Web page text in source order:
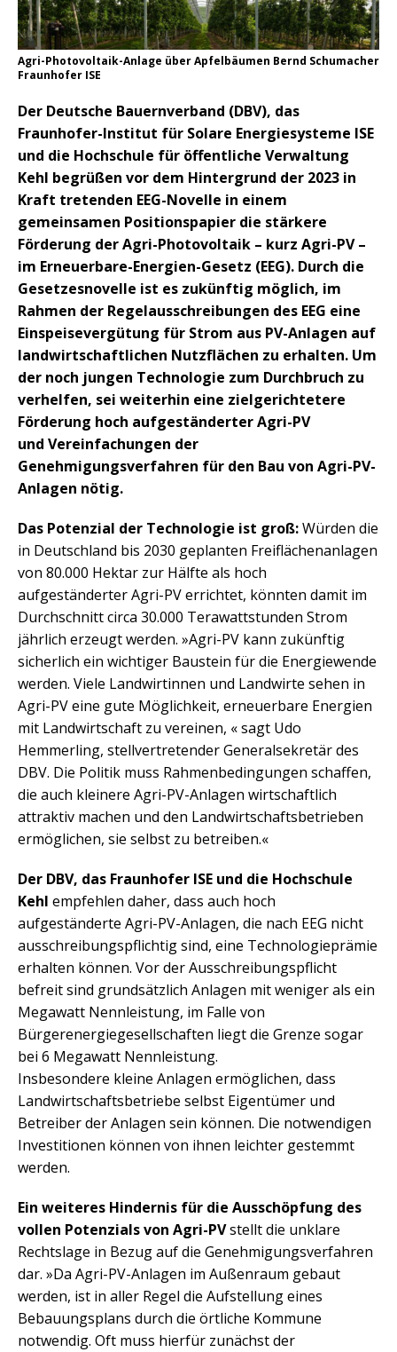
Agri-Photovoltaik-Anlage über Apfelbäumen Bernd Schumacher
Fraunhofer ISE
Der Deutsche Bauernverband (DBV), das
Fraunhofer-Institut für Solare Energiesysteme ISE
und die Hochschule für öffentliche Verwaltung
Kehl begrüßen vor dem Hintergrund der 2023 in
Kraft tretenden EEG-Novelle in einem
gemeinsamen Positionspapier die stärkere
Förderung der Agri-Photovoltaik – kurz Agri-PV –
im Erneuerbare-Energien-Gesetz (EEG). Durch die
Gesetzesnovelle ist es zukünftig möglich, im
Rahmen der Regelausschreibungen des EEG eine
Einspeisevergütung für Strom aus PV-Anlagen auf
landwirtschaftlichen Nutzflächen zu erhalten. Um
der noch jungen Technologie zum Durchbruch zu
verhelfen, sei weiterhin eine zielgerichtetere
Förderung hoch aufgeständerter Agri-PV
und Vereinfachungen der
Genehmigungsverfahren für den Bau von Agri-PV-
Anlagen nötig.
Das Potenzial der Technologie ist groß:Würden die
in Deutschland bis 2030 geplanten Freiflächenanlagen
von 80.000 Hektar zur Hälfte als hoch
aufgeständerter Agri-PV errichtet, könnten damit im
Durchschnitt circa 30.000 Terawattstunden Strom
jährlich erzeugt werden. »Agri-PV kann zukünftig
sicherlich ein wichtiger Baustein für die Energiewende
werden. Viele Landwirtinnen und Landwirte sehen in
Agri-PV eine gute Möglichkeit, erneuerbare Energien
mit Landwirtschaft zu vereinen, « sagt Udo
Hemmerling, stellvertretender Generalsekretär des
DBV. Die Politik muss Rahmenbedingungen schaffen,
die auch kleinere Agri-PV-Anlagen wirtschaftlich
attraktiv machen und den Landwirtschaftsbetrieben
ermöglichen, sie selbst zu betreiben.«
Der DBV, das Fraunhofer ISE und die Hochschule
Kehl empfehlen daher, dass auch hoch
aufgeständerte Agri-PV-Anlagen, die nach EEG nicht
ausschreibungspflichtig sind, eine Technologieprämie
erhalten können. Vor der Ausschreibungspflicht
befreit sind grundsätzlich Anlagen mit weniger als ein
Megawatt Nennleistung, im Falle von
Bürgerenergiegesellschaften liegt die Grenze sogar
bei 6 Megawatt Nennleistung.
Insbesondere kleine Anlagen ermöglichen, dass
Landwirtschaftsbetriebe selbst Eigentümer und
Betreiber der Anlagen sein können. Die notwendigen
Investitionen können von ihnen leichter gestemmt
werden.
Ein weiteres Hindernis für die Ausschöpfung des
vollen Potenzials von Agri-PVstellt die unklare
Rechtslage in Bezug auf die Genehmigungsverfahren
dar. »Da Agri-PV-Anlagen im Außenraum gebaut
werden, ist in aller Regel die Aufstellung eines
Bebauungsplans durch die örtliche Kommune
notwendig. Oft muss hierfür zunächst der